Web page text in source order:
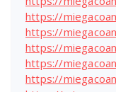
https://
https://
https://
https://
https://